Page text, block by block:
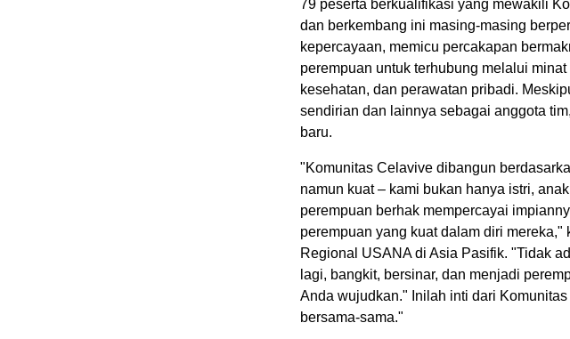
79 peserta berkualifikasi yang mewakili
dan berkembang ini masing-masing
kepercayaan, memicu percakapan
perempuan untuk terhubung melalui
kesehatan, dan perawatan pribadi.
sendirian dan lainnya sebagai anggota
baru.
"Komunitas Celavive dibangun
namun kuat – kami bukan hanya istri,
perempuan berhak mempercayai
perempuan yang kuat dalam diri
Regional USANA di Asia Pasifik. "Tidak
lagi, bangkit, bersinar, dan menjadi
Anda wujudkan." Inilah inti dari
bersama-sama."